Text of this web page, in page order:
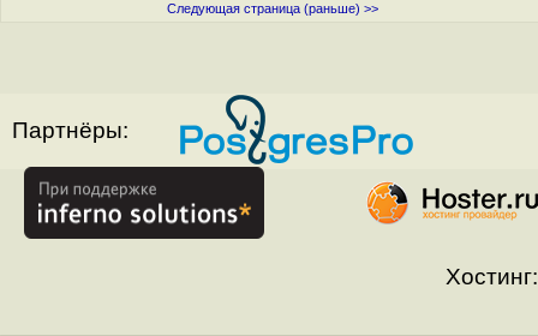
Следующая страница (раньше) >>
Партнёры:
Хостинг: